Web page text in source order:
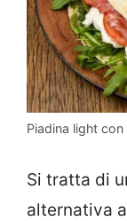
Piadina light
Si tratta di
alternativa